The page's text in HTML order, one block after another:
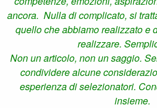
ancora. Nulla di complicato, si
quello che abbiamo realizzato e
realizzare.
Non un articolo, non un saggio.
condividere alcune
esperienza di selezionatori.
insieme.